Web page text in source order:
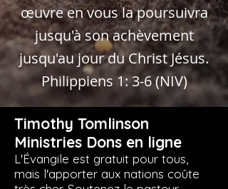
œuvreen vous la poursuivra
jusqu'à son achèvement
jusqu'au jour du Christ Jésus.
Philippiens 1: 3-6 (NIV)
Timothy Tomlinson
Ministries Dons en ligne
L'Évangile est gratuit pour tous,
mais l'apporter aux nations coûte